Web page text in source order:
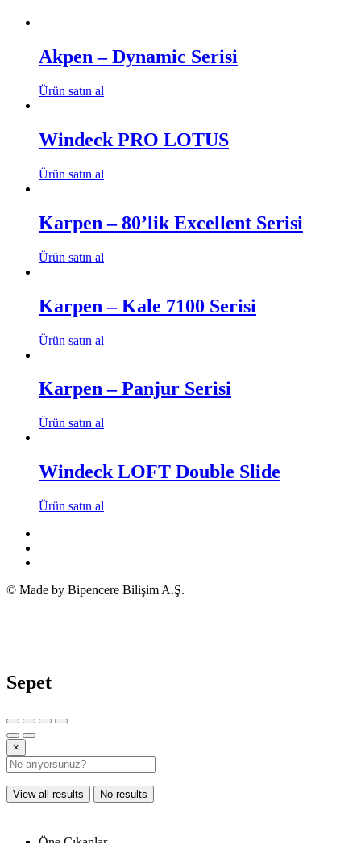
Akpen – Dynamic Serisi
Ürün satın al
Windeck PRO LOTUS
Ürün satın al
Karpen – 80’lik Excellent Serisi
Ürün satın al
Karpen – Kale 7100 Serisi
Ürün satın al
Karpen – Panjur Serisi
Ürün satın al
Windeck LOFT Double Slide
Ürün satın al
© Made by Bipencere Bilişim A.Ş.
Sepet
×
View all results No results